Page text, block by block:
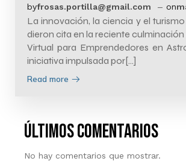
byfrosas.portilla@gmail.com – on
La innovación, la ciencia y el
dieron cita en la reciente culminación
Virtual para Emprendedores en
iniciativa impulsada por[…]
Read more
últimos comentarios
No hay comentarios que mostrar.